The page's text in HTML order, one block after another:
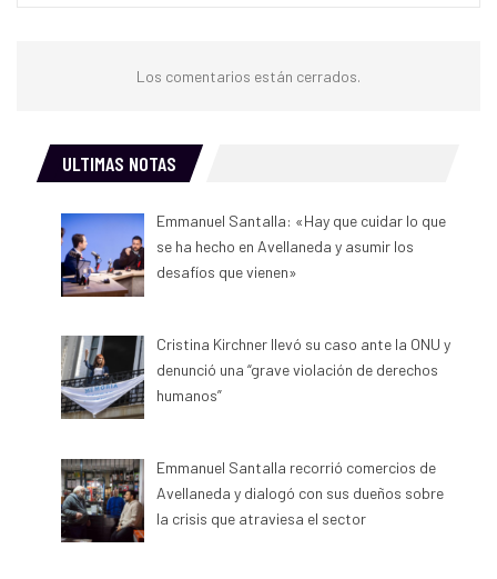
Los comentarios están cerrados.
ULTIMAS NOTAS
Emmanuel Santalla: «Hay que cuidar lo que
se ha hecho en Avellaneda y asumir los
desafíos que vienen»
Cristina Kirchner llevó su caso ante la ONU y
denunció una “grave violación de derechos
humanos”
Emmanuel Santalla recorrió comercios de
Avellaneda y dialogó con sus dueños sobre
la crisis que atraviesa el sector